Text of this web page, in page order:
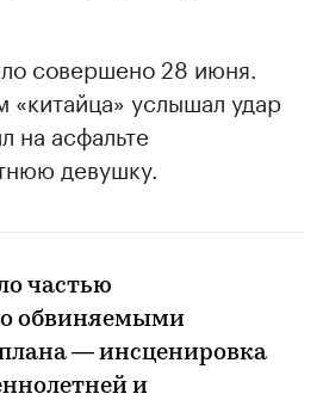
совершено 28 июня.
«китайца» услышал удар
на асфальте
девушку.
частью
обвиняемыми
— инсценировка
и